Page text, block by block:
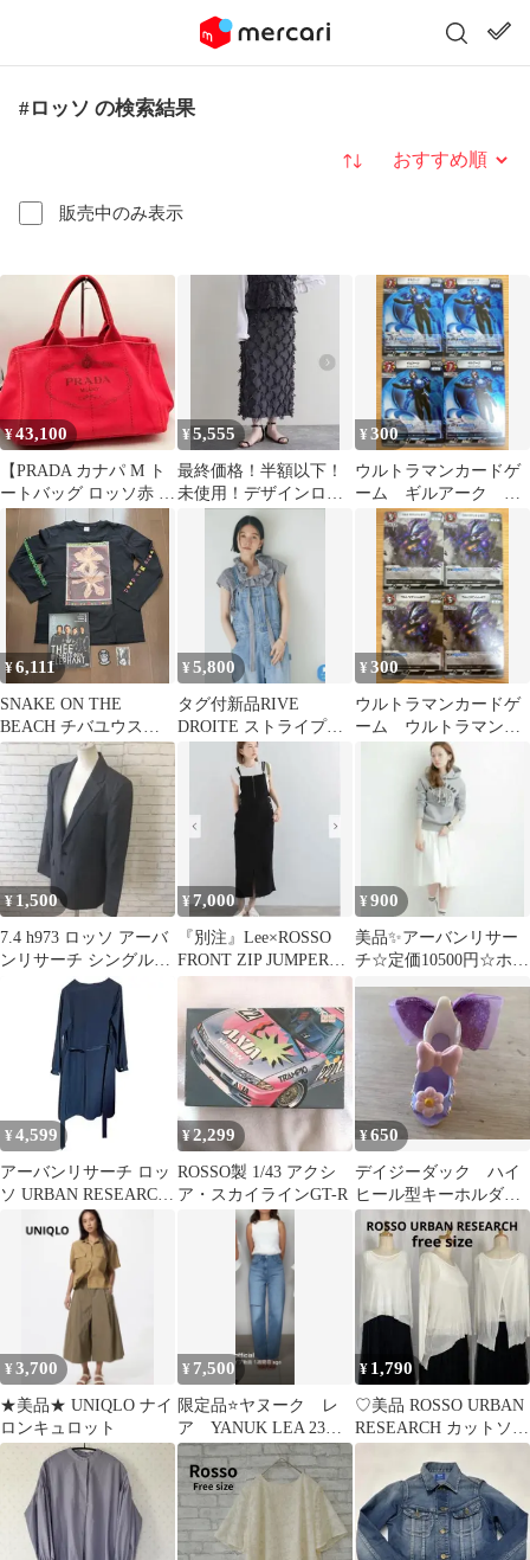
#ロッソ の検索結果
販売中のみ表示
並び替え
¥43,100
【PRADA カナパ M ト
ートバッグ ロッソ赤 ギ
ャラ付き 美品
BN2642】
¥5,555
最終価格！半額以下！
未使用！デザインロン
グスカート
¥300
ウルトラマンカードゲ
ーム ギルアーク R
BP08-102 4枚 美品
¥6,111
SNAKE ON THE
BEACH チバユウスケ
ロンT XL ステッカー
¥5,800
タグ付新品RIVE
DROITE ストライプフ
リルカラーブラウス
¥300
ウルトラマンカードゲ
ーム ウルトラマント
レギア R BP08-073 4
¥ 1,500
7.4 h973 ロッソ アーバ
ンリサーチ シングルジ
ャケット L 日本製
¥7,000
『別注』Lee×ROSSO
FRONT ZIP JUMPER
¥900
美品✨アーバンリサー
チ☆定価10500円☆ホワ
イトひざ丈スカート
¥ 4,599
アーバンリサーチ ロッ
ソ URBAN RESEARCH
ワンピース 紺 ネイビー
¥2,299
ROSSO製 1/43 アクシ
ア・スカイラインGT-R
¥650
デイジーダック ハイ
ヒール型キーホルダー
リボン付き
¥3,700
★美品★ UNIQLO ナイ
ロンキュロット
¥ 7,500
限定品⭐️ヤヌーク レ
ア YANUK LEA 23
57133507
¥ 1,790
♡美品 ROSSO URBAN
RESEARCH カットソー
ホワイト